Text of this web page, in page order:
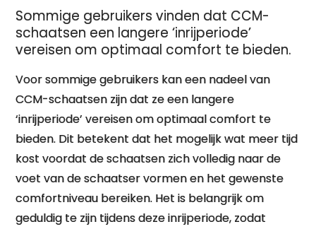
Sommige gebruikers vinden dat CCM-
schaatsen een langere ‘inrijperiode’
vereisen om optimaal comfort te bieden.
Voor sommige gebruikers kan een nadeel van
CCM-schaatsen zijn dat ze een langere
‘inrijperiode’ vereisen om optimaal comfort te
bieden. Dit betekent dat het mogelijk wat meer tijd
kost voordat de schaatsen zich volledig naar de
voet van de schaatser vormen en het gewenste
comfortniveau bereiken. Het is belangrijk om
geduldig te zijn tijdens deze inrijperiode, zodat